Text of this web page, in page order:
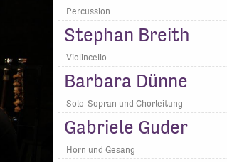
Percussion
Stephan Breith
Violincello
Barbara Dünne
Solo-Sopran und Chorleitung
Gabriele Guder
Horn und Gesang